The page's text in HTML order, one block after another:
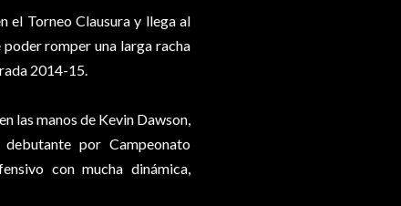
el Torneo Clausura y llega al
romper una larga racha
2014-15.
las manos de Kevin Dawson,
por Campeonato
con mucha dinámica,